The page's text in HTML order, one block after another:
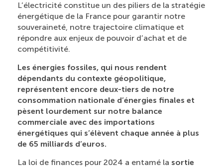
L’électricité constitue un des piliers de la stratégie
énergétique de la France pour garantir notre
souveraineté, notre trajectoire climatique et
répondre aux enjeux de pouvoir d’achat et de
compétitivité.
Les énergies fossiles, qui nous rendent
dépendants du contexte géopolitique,
représentent encore deux-tiers de notre
consommation nationale d’énergies finales et
pèsent lourdement sur notre balance
commerciale avec des importations
énergétiques qui s’élèvent chaque année à plus
de 65 milliards d’euros.
La loi de finances pour 2024 a entamé la sortie